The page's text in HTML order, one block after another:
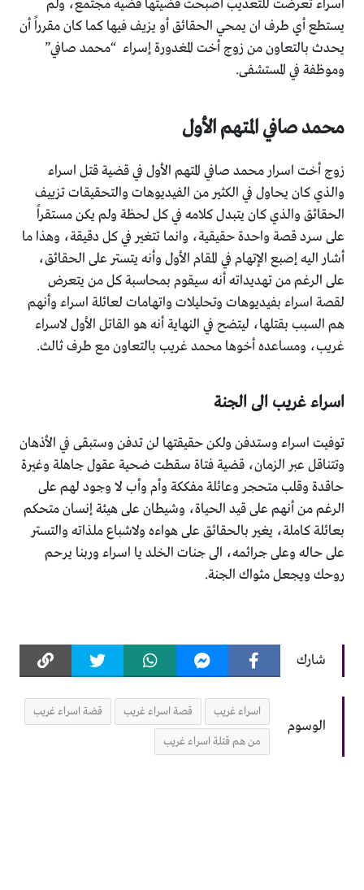
اسراء تعرضت للتعذيب أصبحت قضيتها قضية مجتمع، ولم
يستطع أي طرف ان يمحي الحقائق أو يزيف فيها كما كان مقرراً أن
يحدث بالتعاون من زوج أخت المغدورة إسراء “محمد صافي”
وموظفة في المستشفى.
محمد صافي المتهم الأول
زوج أخت اسرار محمد صافي المتهم الأول في قضية قتل اسراء
والذي كان يحاول في الكثير من الفيديوهات والتحقيقات تزييف
الحقائق والذي كان يتبدل كلامه في كل لحظة ولم يكن مستقراً
على سرد قصة واحدة حقيقية، وانما تتغير في كل دقيقة، وهذا ما
أشار اليه إصبع الإتهام في المقام الأول وأنه يتستر على الحقائق،
على الرغم من تهديداته أنه سيقوم بمحاسبة كل من يتعرض
لقصة اسراء بفيديوهات وتحليلات واتهامات لعائلة اسراء وأنهم
هم السبب بقتلها، ليتضح في النهاية أنه هو القاتل الأول لاسراء
غريب، ومساعده أخوها محمد غريب بالتعاون مع طرف ثالث.
اسراء غريب الى الجنة
توفيت اسراء وستدفن ولكن حقيقتها لن تدفن وستبقى في الأذهان
وتتناقل عبر الزمان، قضية فتاة سقطت ضحية عقول جاهلة وغيرة
حاقدة وقلب متحجر وعائلة مفككة وأم وأب لا وجود لهم على
الرغم من أنهم على قيد الحياة، وشيطان على هيئة إنسان متحكم
بعائلة كاملة، يغير بالحقائق على هواءه ولاشباع ملذاته والتستر
على حاله وعلى جرائمه، الى جنات الخلد يا اسراء وربنا يرحم
روحك ويجعل مثواك الجنة.
شارك
الوسوم
اسراء غريب قصة اسراء غريب قضة اسراء غريب
من هم قتلة اسراء غريب